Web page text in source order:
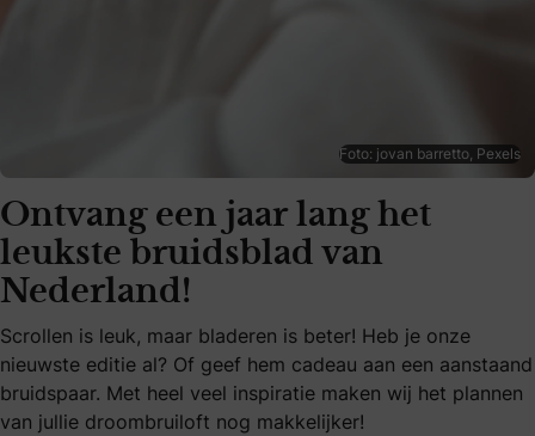
Foto: jovan barretto, Pexels
Ontvang een jaar lang het
leukste bruidsblad van
Nederland!
Scrollen is leuk, maar bladeren is beter! Heb je onze
nieuwste editie al? Of geef hem cadeau aan een aanstaand
bruidspaar. Met heel veel inspiratie maken wij het plannen
van jullie droombruiloft nog makkelijker!